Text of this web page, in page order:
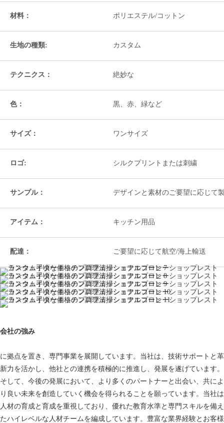
材料： ポリエステル/コットン
生地の種類: カスタム
テクニクス： 絶妙な
色： 黒、赤、緑など
サイズ： ワンサイズ
ロゴ: シルクプリントまたは刺繍
サンプル： デザインと素材のご要望に応じて
アイテム： キッチン用品
配達： ご要望に応じて航空/海上輸送
会社の強み
に拠点を置き、専門事業を展開しています。当社は、技術サポートと革
新力を活かし、他社との連携を積極的に推進し、発展を遂げています。
そして、今後の発展において、より多くのパートナーと出会い、共によ
り良い未来を創造していく機会を得られることを願っています。当社は
人材の育成と育成を重視しており、優れた教育水準と専門スキルを備え
たハイレベルな人材チームを編成しています。豊富な業界経験とお客様